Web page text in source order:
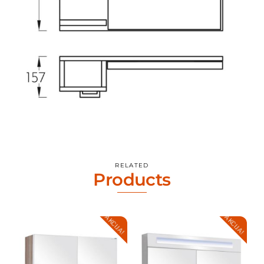
RELATED
Products
AKCIJA! AKCIJA!